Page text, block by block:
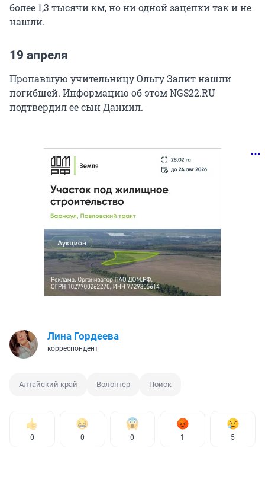
более 1,3 тысячи км, но ни одной зацепки так и не
нашли.
19 апреля
Пропавшую учительницу Ольгу Залит нашли
погибшей. Информацию об этом NGS22.RU
подтвердил ее сын Даниил.
Лина Гордеева
корреспондент
Алтайский край Волонтер Поиск
0 0 0 1 5